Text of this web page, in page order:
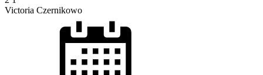
Victoria Czernikowo